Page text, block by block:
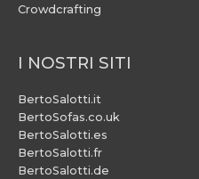
Crowdcrafting
I NOSTRI SITI
BertoSalotti.it
BertoSofas.co.uk
BertoSalotti.es
BertoSalotti.fr
BertoSalotti.de